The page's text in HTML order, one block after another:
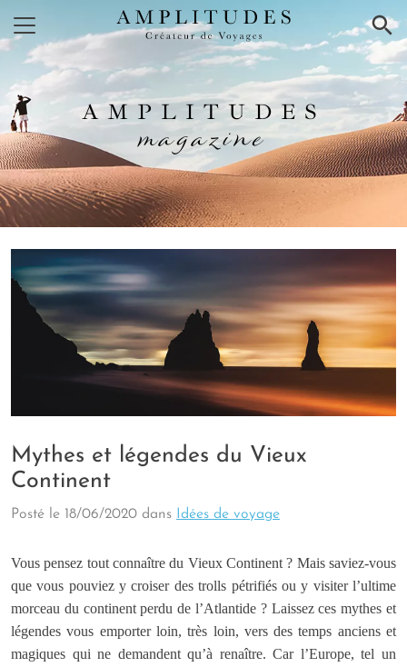
×
AMPLITUDES
magazine
Mythes et légendes du Vieux
Continent
Posté le 18/06/2020 dans Idées de voyage
Vous pensez tout connaître du Vieux Continent ? Mais saviez-vous
que vous pouviez y croiser des trolls pétrifiés ou y visiter l’ultime
morceau du continent perdu de l’Atlantide ? Laissez ces mythes et
légendes vous emporter loin, très loin, vers des temps anciens et
magiques qui ne demandent qu’à renaître. Car l’Europe, tel un